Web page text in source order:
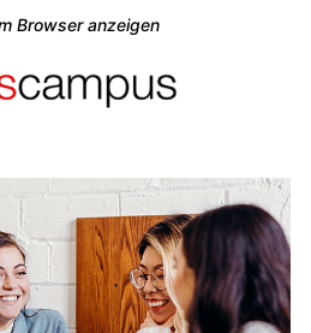
Browser anzeigen